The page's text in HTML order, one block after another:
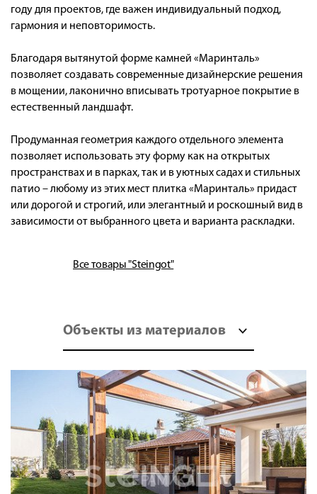
году для проектов, где важен индивидуальный подход,
гармония и неповторимость.
Благодаря вытянутой форме камней «Маринталь»
позволяет создавать современные дизайнерские решения
в мощении, лаконично вписывать тротуарное покрытие в
естественный ландшафт.
Продуманная геометрия каждого отдельного элемента
позволяет использовать эту форму как на открытых
пространствах и в парках, так и в уютных садах и стильных
патио – любому из этих мест плитка «Маринталь» придаст
или дорогой и строгий, или элегантный и роскошный вид в
зависимости от выбранного цвета и варианта раскладки.
Все товары "Steingot"
Объекты из материалов